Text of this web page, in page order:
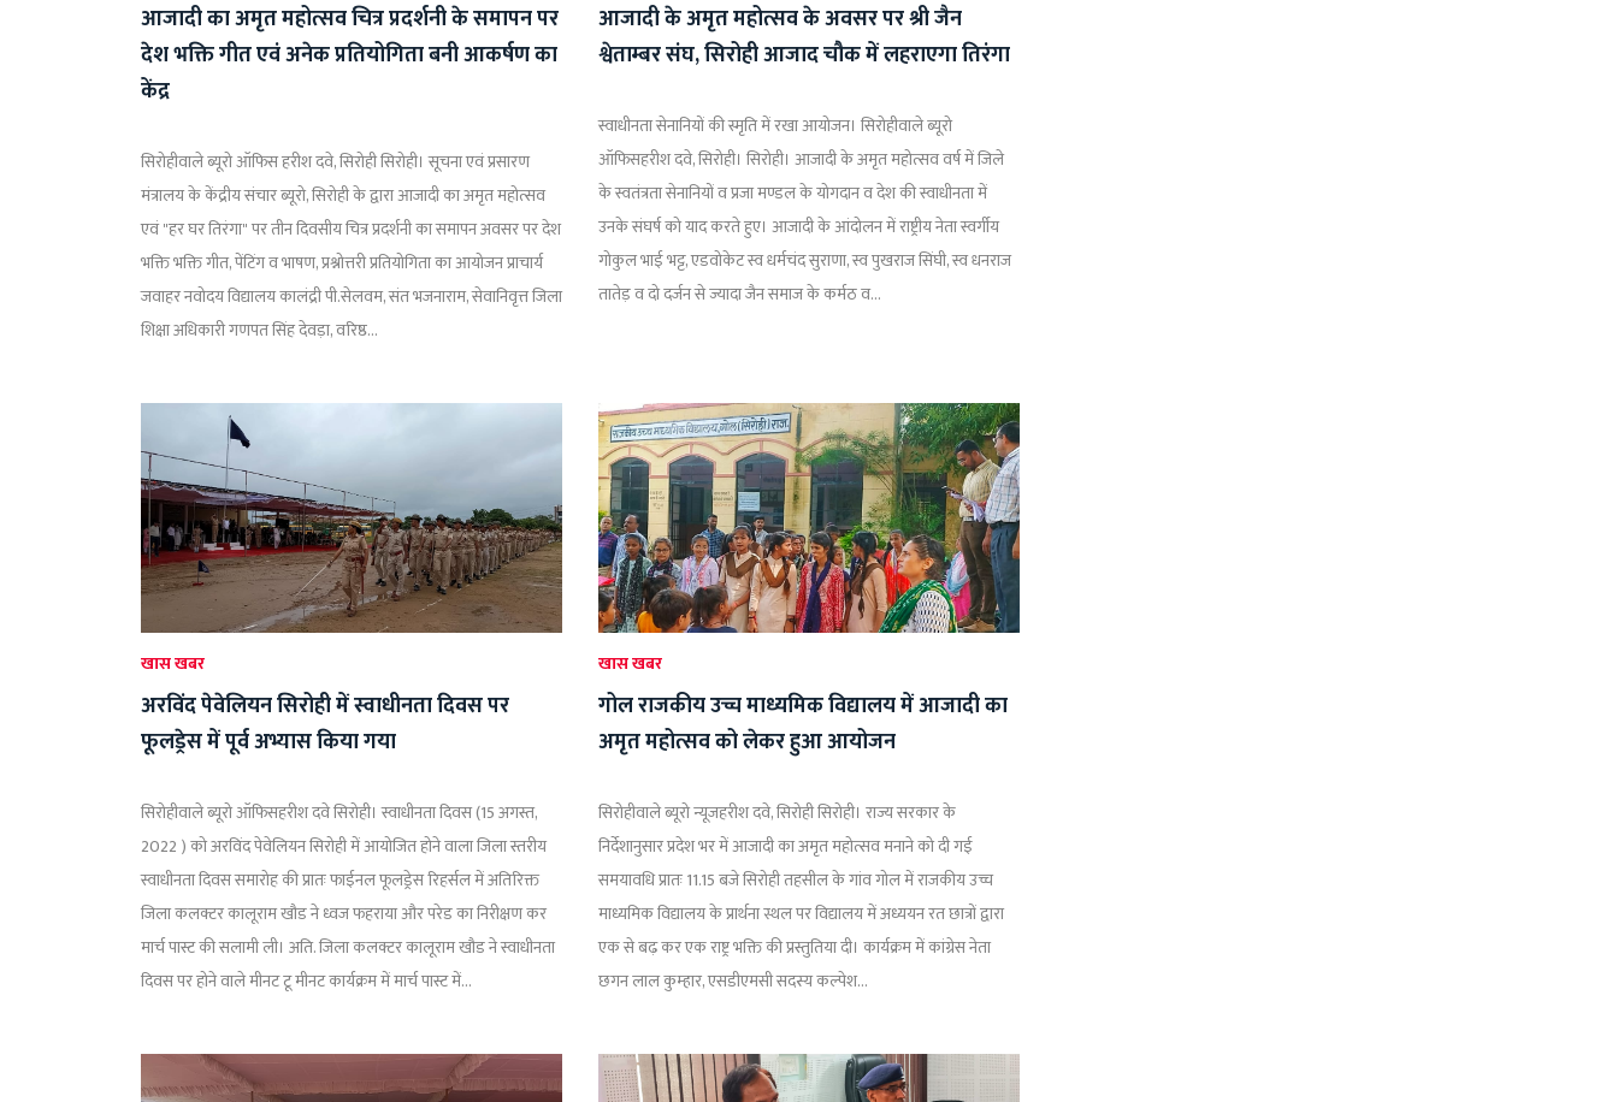
आजादी का अमृत महोत्सव चित्र प्रदर्शनी के समापन पर
देश भक्ति गीत एवं अनेक प्रतियोगिता बनी आकर्षण का
केंद्र
सिरोहीवाले ब्यूरो ऑफिस हरीश दवे, सिरोही सिरोही। सूचना एवं प्रसारण
मंत्रालय के केंद्रीय संचार ब्यूरो, सिरोही के द्वारा आजादी का अमृत महोत्सव
एवं "हर घर तिरंगा" पर तीन दिवसीय चित्र प्रदर्शनी का समापन अवसर पर देश
भक्ति भक्ति गीत, पेंटिंग व भाषण, प्रश्नोत्तरी प्रतियोगिता का आयोजन प्राचार्य
जवाहर नवोदय विद्यालय कालंद्री पी.सेलवम, संत भजनाराम, सेवानिवृत्त जिला
शिक्षा अधिकारी गणपत सिंह देवड़ा, वरिष्ठ...
आजादी के अमृत महोत्सव के अवसर पर श्री जैन
श्वेताम्बर संघ, सिरोही आजाद चौक में लहराएगा तिरंगा
स्वाधीनता सेनानियों की स्मृति में रखा आयोजन। सिरोहीवाले ब्यूरो
ऑफिसहरीश दवे, सिरोही। सिरोही। आजादी के अमृत महोत्सव वर्ष में जिले
के स्वतंत्रता सेनानियों व प्रजा मण्डल के योगदान व देश की स्वाधीनता में
उनके संघर्ष को याद करते हुए। आजादी के आंदोलन में राष्ट्रीय नेता स्वर्गीय
गोकुल भाई भट्ट, एडवोकेट स्व धर्मचंद सुराणा, स्व पुखराज सिंघी, स्व धनराज
तातेड़ व दो दर्जन से ज्यादा जैन समाज के कर्मठ व...
खास खबर
अरविंद पेवेलियन सिरोही में स्वाधीनता दिवस पर
फूलड्रेस में पूर्व अभ्यास किया गया
सिरोहीवाले ब्यूरो ऑफिसहरीश दवे सिरोही। स्वाधीनता दिवस (15 अगस्त,
2022 ) को अरविंद पेवेलियन सिरोही में आयोजित होने वाला जिला स्तरीय
स्वाधीनता दिवस समारोह की प्रातः फाईनल फूलड्रेस रिहर्सल में अतिरिक्त
जिला कलक्टर कालूराम खौड ने ध्वज फहराया और परेड का निरीक्षण कर
मार्च पास्ट की सलामी ली। अति. जिला कलक्टर कालूराम खौड ने स्वाधीनता
दिवस पर होने वाले मीनट टू मीनट कार्यक्रम में मार्च पास्ट में...
खास खबर
गोल राजकीय उच्च माध्यमिक विद्यालय में आजादी का
अमृत महोत्सव को लेकर हुआ आयोजन
सिरोहीवाले ब्यूरो न्यूजहरीश दवे, सिरोही सिरोही। राज्य सरकार के
निर्देशानुसार प्रदेश भर में आजादी का अमृत महोत्सव मनाने को दी गई
समयावधि प्रातः 11.15 बजे सिरोही तहसील के गांव गोल में राजकीय उच्च
माध्यमिक विद्यालय के प्रार्थना स्थल पर विद्यालय में अध्ययन रत छात्रों द्वारा
एक से बढ़ कर एक राष्ट्र भक्ति की प्रस्तुतिया दी। कार्यक्रम में कांग्रेस नेता
छगन लाल कुम्हार, एसडीएमसी सदस्य कल्पेश...